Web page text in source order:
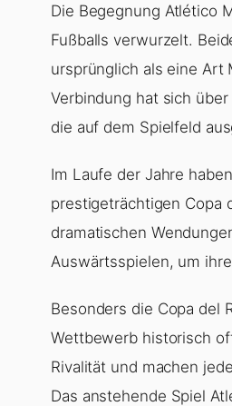
Die Begegnung Atlético
Fußballs verwurzelt.
ursprünglich als eine Art
Verbindung hat sich
die auf dem Spielfeld
Im Laufe der Jahre
prestigeträchtigen Copa
dramatischen
Auswärtsspielen, um
Besonders die Copa del
Wettbewerb historisch
Rivalität und machen
Das anstehende Spiel